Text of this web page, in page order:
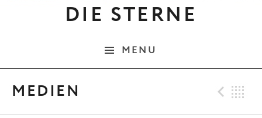
DIE STERNE
MENU
MEDIEN